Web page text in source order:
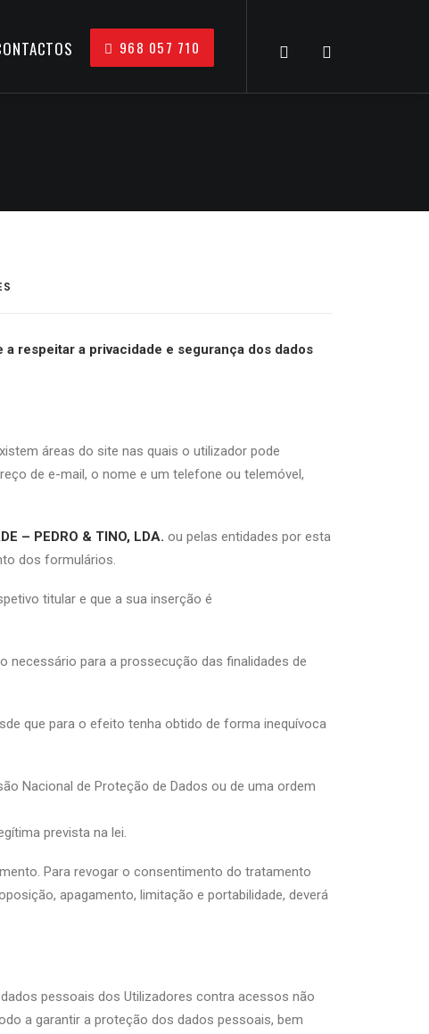
968 057 710
a respeitar a privacidade e segurança dos dados
áreas do site nas quais o utilizador pode
de e-mail, o nome e um telefone ou telemóvel,
– PEDRO & TINO, LDA. ou pelas entidades por esta
dos formulários.
titular e que a sua inserção é
para a prossecução das finalidades de
que para o efeito tenha obtido de forma inequívoca
Nacional de Proteção de Dados ou de uma ordem
prevista na lei.
Para revogar o consentimento do tratamento
apagamento, limitação e portabilidade, deverá
pessoais dos Utilizadores contra acessos não
a garantir a proteção dos dados pessoais, bem